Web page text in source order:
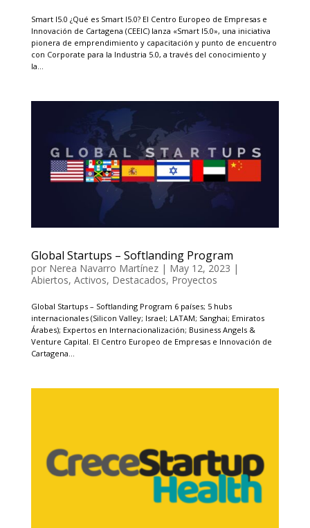
Smart I5.0 ¿Qué es Smart I5.0? El Centro Europeo de Empresas e
Innovación de Cartagena (CEEIC) lanza «Smart I5.0», una iniciativa
pionera de emprendimiento y capacitación y punto de encuentro
con Corporate para la Industria 5.0, a través del conocimiento y
la...
Global Startups – Softlanding Program
por Nerea Navarro Martínez| May 12, 2023 |
Abiertos, Activos, Destacados, Proyectos
Global Startups – Softlanding Program 6 países; 5 hubs
internacionales (Silicon Valley; Israel; LATAM; Sanghai; Emiratos
Árabes); Expertos en Internacionalización; Business Angels &
Venture Capital. El Centro Europeo de Empresas e Innovación de
Cartagena...